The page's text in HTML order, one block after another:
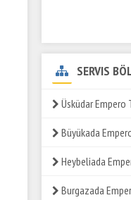
SERVIS
Üsküdar Empero
Büyükada
Heybeliada
Burgazada